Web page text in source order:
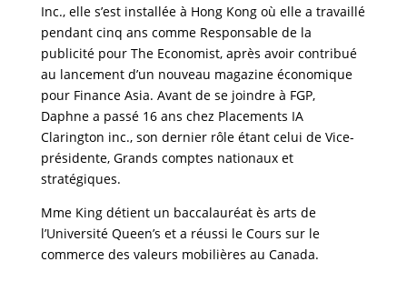
Inc., elle s’est installée à Hong Kong où elle a travaillé
pendant cinq ans comme Responsable de la
publicité pour The Economist, après avoir contribué
au lancement d’un nouveau magazine économique
pour Finance Asia. Avant de se joindre à FGP,
Daphne a passé 16 ans chez Placements IA
Clarington inc., son dernier rôle étant celui de Vice-
présidente, Grands comptes nationaux et
stratégiques.
Mme King détient un baccalauréat ès arts de
l’Université Queen’s et a réussi le Cours sur le
commerce des valeurs mobilières au Canada.